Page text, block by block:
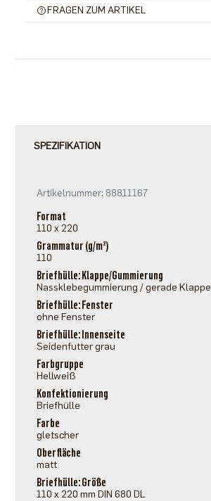
FRAGEN ZUM ARTIKEL
SPEZIFIKATION
Artikelnummer: 88811167
Format
110 x 220
Grammatur (g/m²)
110
Briefhülle: Klappe/Gummierung
Nassklebegummierung / gerade Klappe
Briefhülle: Fenster
ohne Fenster
Briefhülle: Innenseite
Seidenfutter grau
Farbgruppe
Hellweiß
Konfektionierung
Briefhülle
Farbe
gletscher
Oberfläche
matt
Briefhülle: Größe
110 x 220 mm DIN 680 DL